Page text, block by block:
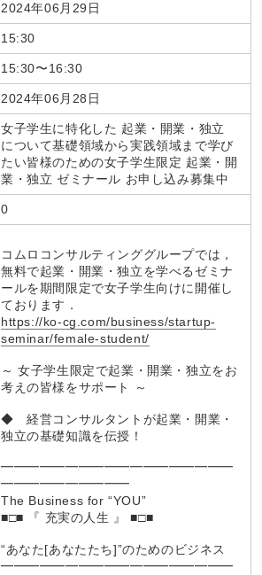
2024年06月29日
15:30
15:30〜16:30
2024年06月28日
女子学生に特化した 起業・開業・独立
について基礎領域から実践領域まで学び
たい皆様のための女子学生限定 起業・開
業・独立 ゼミナール お申し込み募集中
0
コムロコンサルティンググループでは，
無料で起業・開業・独立を学べるゼミナ
ールを期間限定で女子学生向けに開催し
ております．
https://ko-cg.com/business/startup-
seminar/female-student/
～ 女子学生限定で起業・開業・独立をお
考えの皆様をサポート ～
◆ 経営コンサルタントが起業・開業・
独立の基礎知識を伝授！
━━━━━━━━━━━━━━━━━━
━━━━━━━━━━
The Business for “YOU”
■□■ 『 充実の人生 』 ■□■
“あなた[あなたたち]”のためのビジネス
━━━━━━━━━━━━━━━━━━